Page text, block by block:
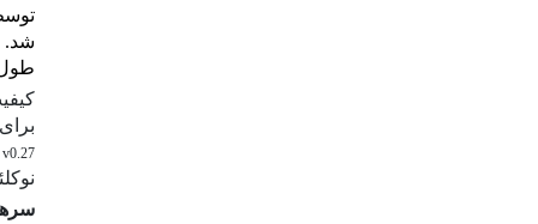
شد. در نهایت از 8
طول150جفت‌باز صورت
v0.27